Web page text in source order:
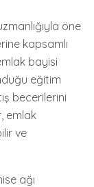
öne
kapsamlı
bayisi
eğitim
becerilerini
emlak
ve
ağı